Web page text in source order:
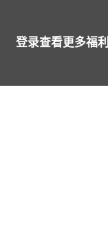
登录查看更多福